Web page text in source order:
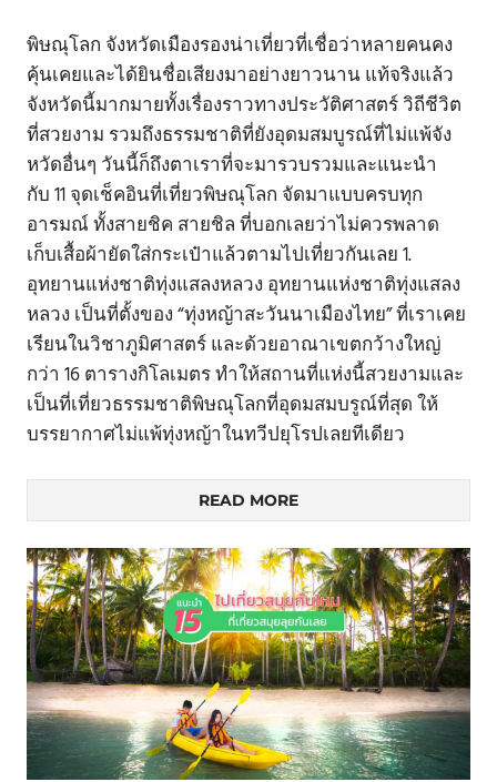
พิษณุโลก จังหวัดเมืองรองน่าเที่ยวที่เชื่อว่าหลายคนคง
คุ้นเคยและได้ยินชื่อเสียงมาอย่างยาวนาน แท้จริงแล้ว
จังหวัดนี้มากมายทั้งเรื่องราวทางประวัติศาสตร์ วิถีชีวิต
ที่สวยงาม รวมถึงธรรมชาติที่ยังอุดมสมบูรณ์ที่ไม่แพ้จัง
หวัดอื่นๆ วันนี้ก็ถึงตาเราที่จะมารวบรวมและแนะนำ
กับ 11 จุดเช็คอินที่เที่ยวพิษณุโลก จัดมาแบบครบทุก
อารมณ์ ทั้งสายชิค สายชิล ที่บอกเลยว่าไม่ควรพลาด
เก็บเสื้อผ้ายัดใส่กระเป๋าแล้วตามไปเที่ยวกันเลย 1.
อุทยานแห่งชาติทุ่งแสลงหลวง อุทยานแห่งชาติทุ่งแสลง
หลวง เป็นที่ตั้งของ “ทุ่งหญ้าสะวันนาเมืองไทย” ที่เราเคย
เรียนในวิชาภูมิศาสตร์ และด้วยอาณาเขตกว้างใหญ่
กว่า 16 ตารางกิโลเมตร ทำให้สถานที่แห่งนี้สวยงามและ
เป็นที่เที่ยวธรรมชาติพิษณุโลกที่อุดมสมบรูณ์ที่สุด ให้
บรรยากาศไม่แพ้ทุ่งหญ้าในทวีปยุโรปเลยทีเดียว
READ MORE